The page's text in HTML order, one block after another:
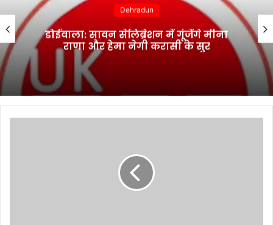
Dehradun
डोईवाला: सावन सेलिब्रेशन में गूंजेंगे मीना
राणा और हेमा नेगी करासी के सुर